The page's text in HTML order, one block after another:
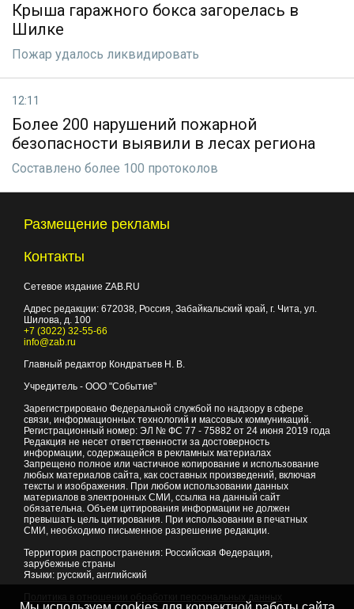
Крыша гаражного бокса загорелась в
Шилке
Пожар удалось ликвидировать
12:11
Более 200 нарушений пожарной
безопасности выявили в лесах региона
Составлено более 100 протоколов
Размещение рекламы
Контакты
Сетевое издание ZAB.RU
Адрес редакции: 672038, Россия, Забайкальский край, г. Чита, ул.
Шилова, д. 100
+7 (3022) 32-55-66
info@zab.ru
Главный редактор Кондратьев Н. В.
Учредитель - ООО "Событие"
Зарегистрировано Федеральной службой по надзору в сфере
связи, информационных технологий и массовых коммуникаций.
Регистрационный номер: ЭЛ № ФС 77 - 75882 от 24 июня 2019 года
Редакция не несет ответственности за достоверность
информации, содержащейся в рекламных материалах
Запрещено полное или частичное копирование и использование
любых материалов сайта, как составных произведений, включая
тексты и изображения. При любом использовании данных
материалов в электронных СМИ, ссылка на данный сайт
обязательна. Объем цитирования информации не должен
превышать цель цитирования. При использовании в печатных
СМИ, необходимо письменное разрешение редакции.
Территория распространения: Российская Федерация,
зарубежные страны
Языки: русский, английский